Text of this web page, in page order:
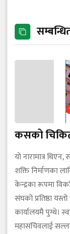
कसको
यो नारामात्र
शक्ति निर्माणका
केन्द्रका रूपमा
संघको प्रतिष्ठा
कार्यालयमै पुग्थे।
महासचिवलाई